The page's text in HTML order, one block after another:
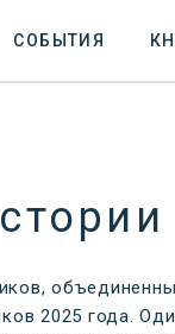
СОБЫТИЯ
2025 года.